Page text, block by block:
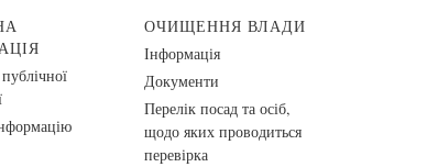
ОЧИЩЕННЯ ВЛАДИ
Інформація
Документи
Перелік посад та осіб,
щодо яких проводиться
перевірка